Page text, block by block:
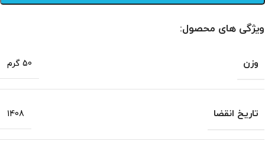
ویژگی های محصول:
وزن 50 گرم
تاریخ انقضا 1408